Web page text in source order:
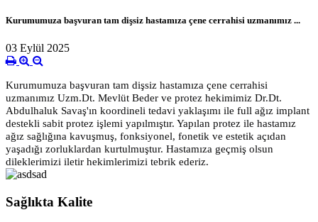
Kurumumuza başvuran tam dişsiz hastamıza çene cerrahisi uzmanımız ...
03 Eylül 2025
Kurumumuza başvuran tam dişsiz hastamıza çene cerrahisi
uzmanımız Uzm.Dt. Mevlüt Beder ve protez hekimimiz Dr.Dt.
Abdulhaluk Savaş'ın koordineli tedavi yaklaşımı ile full ağız implant
destekli sabit protez işlemi yapılmıştır. Yapılan protez ile hastamız
ağız sağlığına kavuşmuş, fonksiyonel, fonetik ve estetik açıdan
yaşadığı zorluklardan kurtulmuştur. Hastamıza geçmiş olsun
dileklerimizi iletir hekimlerimizi tebrik ederiz.
Sağlıkta Kalite